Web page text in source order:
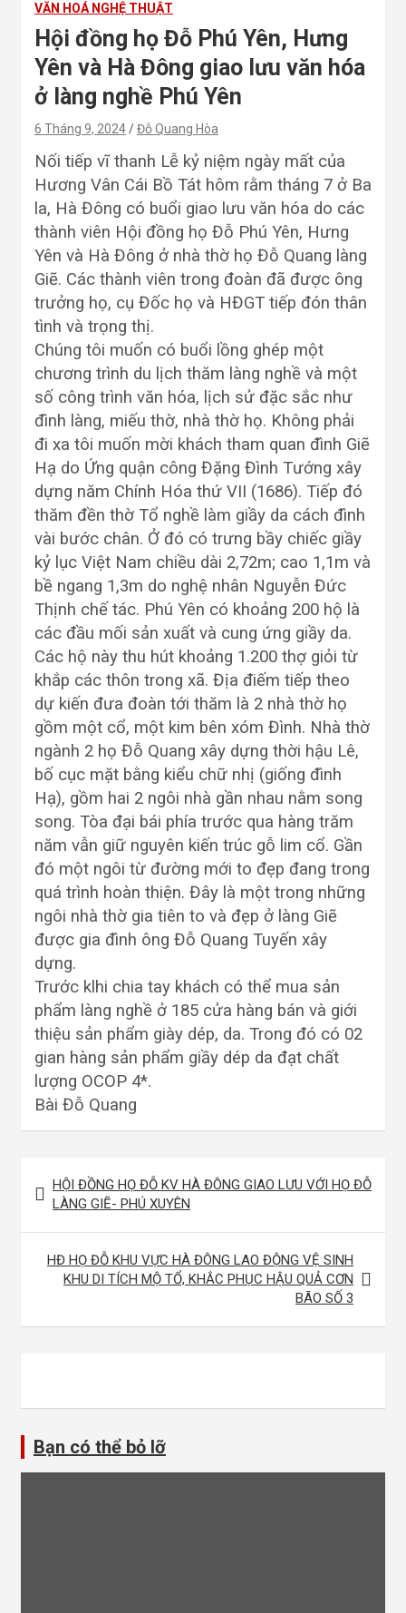
VĂN HOÁ NGHỆ THUẬT
Hội đồng họ Đỗ Phú Yên, Hưng
Yên và Hà Đông giao lưu văn hóa
ở làng nghề Phú Yên
6 Tháng 9, 2024 Đỗ Quang Hòa
Nối tiếp vĩ thanh Lễ kỷ niệm ngày mất của
Hương Vân Cái Bồ Tát hôm rằm tháng 7 ở Ba
la, Hà Đông có buổi giao lưu văn hóa do các
thành viên Hội đồng họ Đỗ Phú Yên, Hưng
Yên và Hà Đông ở nhà thờ họ Đỗ Quang làng
Giẽ. Các thành viên trong đoàn đã được ông
trưởng họ, cụ Đốc họ và HĐGT tiếp đón thân
tình và trọng thị.
Chúng tôi muốn có buổi lồng ghép một
chương trình du lịch thăm làng nghề và một
số công trình văn hóa, lịch sử đặc sắc như
đình làng, miếu thờ, nhà thờ họ. Không phải
đi xa tôi muốn mời khách tham quan đình Giẽ
Hạ do Ứng quận công Đặng Đình Tướng xây
dựng năm Chính Hóa thứ VII (1686). Tiếp đó
thăm đền thờ Tổ nghề làm giầy da cách đình
vài bước chân. Ở đó có trưng bầy chiếc giầy
kỷ lục Việt Nam chiều dài 2,72m; cao 1,1m và
bề ngang 1,3m do nghệ nhân Nguyễn Đức
Thịnh chế tác. Phú Yên có khoảng 200 hộ là
các đầu mối sản xuất và cung ứng giầy da.
Các hộ này thu hút khoảng 1.200 thợ giỏi từ
khắp các thôn trong xã. Địa điếm tiếp theo
dự kiến đưa đoàn tới thăm là 2 nhà thờ họ
gồm một cổ, một kim bên xóm Đình. Nhà thờ
ngành 2 họ Đỗ Quang xây dựng thời hậu Lê,
bố cục mặt bằng kiểu chữ nhị (giống đình
Hạ), gồm hai 2 ngôi nhà gần nhau nằm song
song. Tòa đại bái phía trước qua hàng trăm
năm vẫn giữ nguyên kiến trúc gỗ lim cổ. Gần
đó một ngôi từ đường mới to đẹp đang trong
quá trình hoàn thiện. Đây là một trong những
ngôi nhà thờ gia tiên to và đẹp ở làng Giẽ
được gia đình ông Đỗ Quang Tuyến xây
dựng.
Trước klhi chia tay khách có thể mua sản
phẩm làng nghề ở 185 cửa hàng bán và giới
thiệu sản phẩm giày dép, da. Trong đó có 02
gian hàng sản phẩm giầy dép da đạt chất
lượng OCOP 4*.
Bài Đỗ Quang
Điều
hướng
bài
viết
HỘI ĐỒNG HỌ ĐỖ KV HÀ ĐÔNG GIAO LƯU VỚI HỌ ĐỖ
LÀNG GIẼ- PHÚ XUYÊN
HĐ HỌ ĐỖ KHU VỰC HÀ ĐÔNG LAO ĐỘNG VỆ SINH
KHU DI TÍCH MỘ TỔ, KHẮC PHỤC HẬU QUẢ CƠN
BÃO SỐ 3
Bạn có thể bỏ lỡ